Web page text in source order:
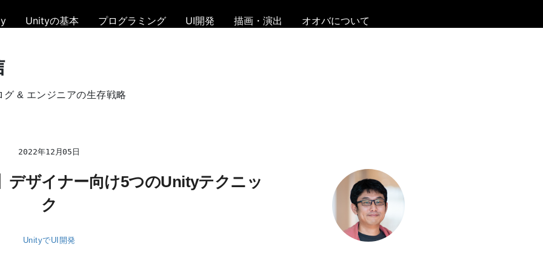
Unityの基本 プログラミング UI開発 描画・演出 オオバについて
& エンジニアの生存戦略
2022年12月05日
デザイナー向け5つのUnityテクニッ
ク
UnityでUI開発